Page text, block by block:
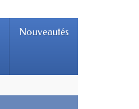
Nouveautés